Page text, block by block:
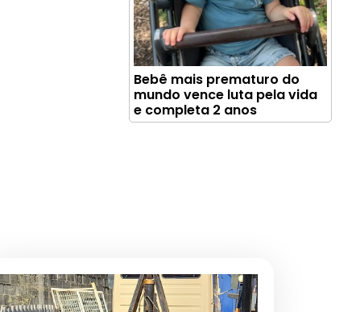
Bebê mais prematuro do
mundo vence luta pela vida
e completa 2 anos